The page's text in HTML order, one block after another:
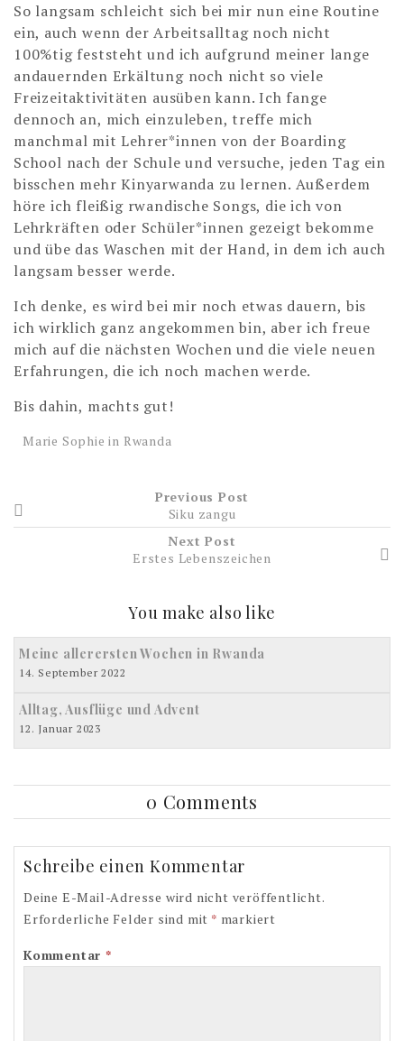
So langsam schleicht sich bei mir nun eine Routine
ein, auch wenn der Arbeitsalltag noch nicht
100%tig feststeht und ich aufgrund meiner lange
andauernden Erkältung noch nicht so viele
Freizeitaktivitäten ausüben kann. Ich fange
dennoch an, mich einzuleben, treffe mich
manchmal mit Lehrer*innen von der Boarding
School nach der Schule und versuche, jeden Tag ein
bisschen mehr Kinyarwanda zu lernen. Außerdem
höre ich fleißig rwandische Songs, die ich von
Lehrkräften oder Schüler*innen gezeigt bekomme
und übe das Waschen mit der Hand, in dem ich auch
langsam besser werde.
Ich denke, es wird bei mir noch etwas dauern, bis
ich wirklich ganz angekommen bin, aber ich freue
mich auf die nächsten Wochen und die viele neuen
Erfahrungen, die ich noch machen werde.
Bis dahin, machts gut!
Marie Sophie in Rwanda
Previous Post
Siku zangu
Next Post
Erstes Lebenszeichen
You make also like
Meine allerersten Wochen in Rwanda
14. September 2022
Alltag, Ausflüge und Advent
12. Januar 2023
0 Comments
Schreibe einen Kommentar
Deine E-Mail-Adresse wird nicht veröffentlicht.
Erforderliche Felder sind mit * markiert
Kommentar*